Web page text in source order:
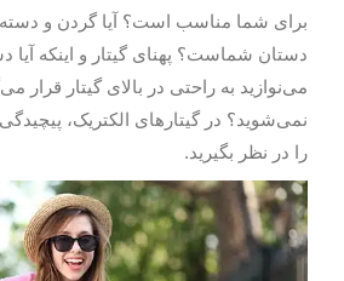
برای شما مناسب است؟ آیا گردن و دسته
دستان شماست؟ پهنای گیتار و اینکه آیا
می‌نوازید به راحتی در بالای گیتار قرار
نمی‌شوید؟ در گیتارهای الکتریک،
را در نظر بگیرید.